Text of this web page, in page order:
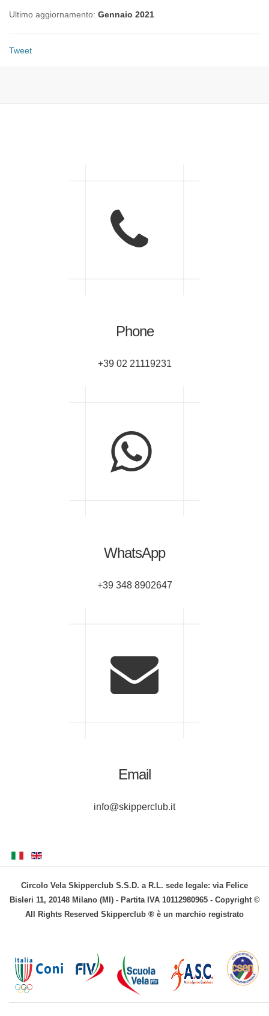
Ultimo aggiornamento: Gennaio 2021
Tweet
Phone
+39 02 21119231
WhatsApp
+39 348 8902647
Email
info@skipperclub.it
Circolo Vela Skipperclub S.S.D. a R.L. sede legale: via Felice
Bisleri 11, 20148 Milano (MI) - Partita IVA 10112980965 - Copyright ©
All Rights Reserved Skipperclub ® è un marchio registrato